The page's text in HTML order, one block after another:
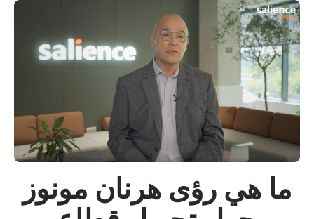
ما هي رؤى هرنان مونوز